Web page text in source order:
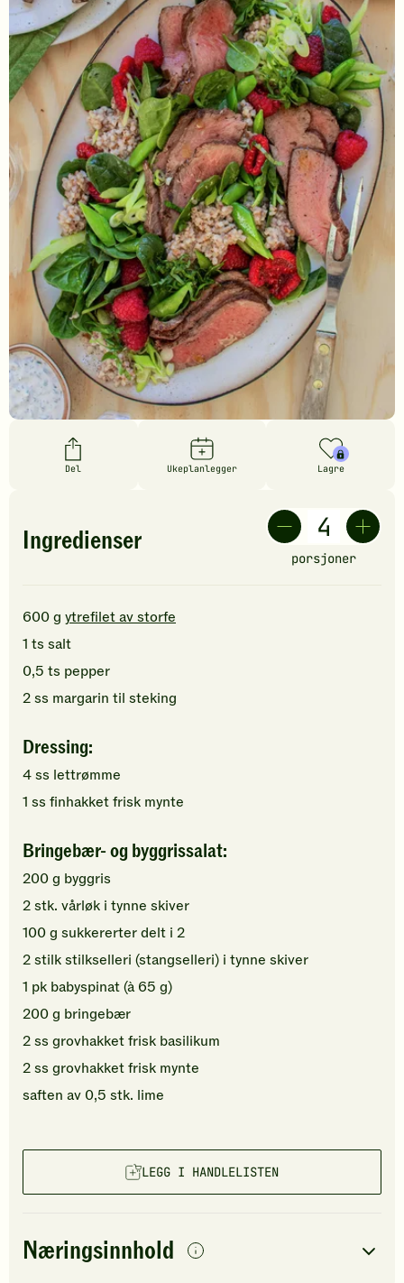
Del Ukeplanlegger Lagre
Ingredienser
porsjoner
600g ytrefilet av storfe
1 ts salt
0,5 ts pepper
2ss margarin til steking
Dressing:
4ss lettrømme
1 ss finhakketfrisk mynte
Bringebær- og byggrissalat:
200g byggris
2stk. vårløk i tynne skiver
100g sukkererterdelt i 2
2stilkstilkselleri (stangselleri) i tynne skiver
1 pk babyspinat(à 65 g)
200g bringebær
2ss grovhakketfrisk basilikum
2ss grovhakketfrisk mynte
saften av 0,5 stk. lime
LEGG I HANDLELISTEN
Næringsinnhold